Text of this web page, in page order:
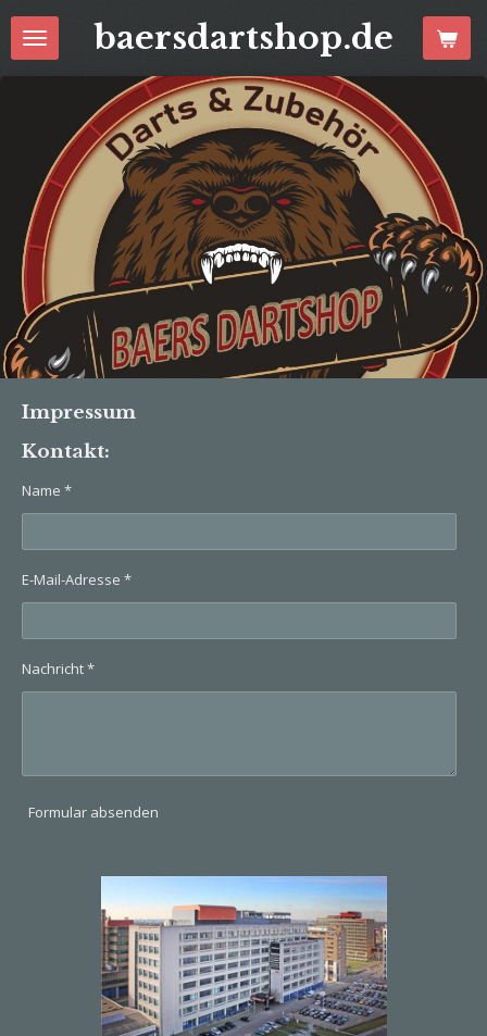
Zum
Hauptinhalt
baersdartshop.de
Impressum
Kontakt:
Name *
E-Mail-Adresse *
Nachricht *
Formular absenden